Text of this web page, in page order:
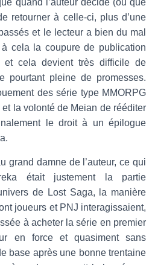
retourner à celle-ci, plus d’une
et le lecteur a bien du mal
à cela la coupure de publication
et cela devient très difficile de
pourtant pleine de promesses.
des série type MMORPG
la volonté de Meian de rééditer
le droit à un épilogue
grand damne de l’auteur, ce qui
était justement la partie
de Lost Saga, la manière
joueurs et PNJ interagissaient,
à acheter la série en premier
en force et quasiment sans
base après une bonne trentaine